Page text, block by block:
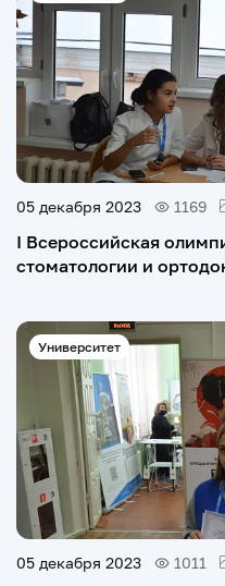
05 декабря 2023 1169
I Всероссийская
стоматологии и
Университет
05 декабря 2023 1011